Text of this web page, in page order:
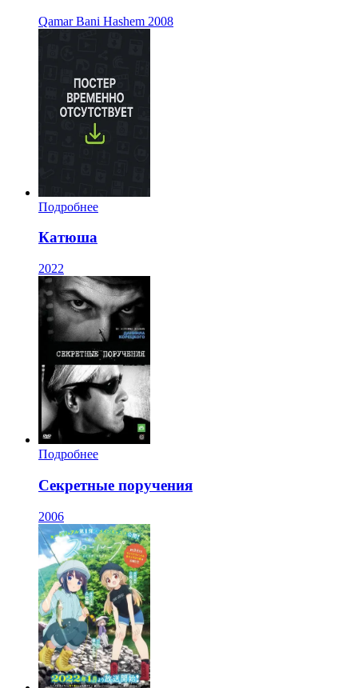
Qamar Bani Hashem 2008
Подробнее
Катюша
2022
Подробнее
Секретные поручения
2006